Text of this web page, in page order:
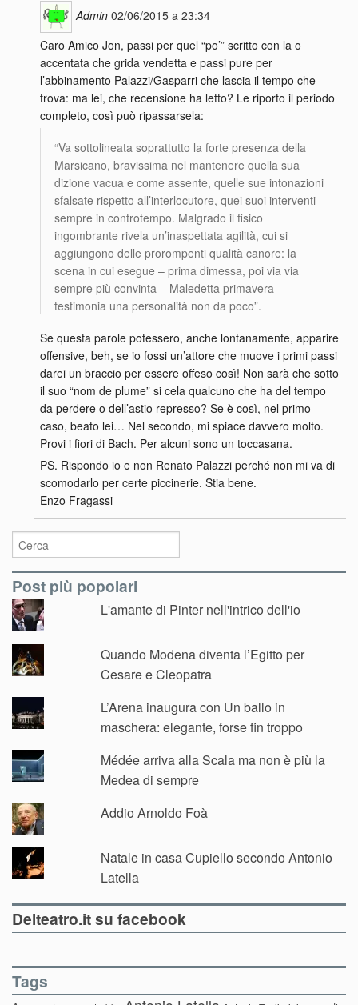
Admin 02/06/2015 a 23:34
Caro Amico Jon, passi per quel “po’” scritto con la o
accentata che grida vendetta e passi pure per
l’abbinamento Palazzi/Gasparri che lascia il tempo che
trova: ma lei, che recensione ha letto? Le riporto il periodo
completo, così può ripassarsela:
“Va sottolineata soprattutto la forte presenza della
Marsicano, bravissima nel mantenere quella sua
dizione vacua e come assente, quelle sue intonazioni
sfalsate rispetto all’interlocutore, quei suoi interventi
sempre in controtempo. Malgrado il fisico
ingombrante rivela un’inaspettata agilità, cui si
aggiungono delle prorompenti qualità canore: la
scena in cui esegue – prima dimessa, poi via via
sempre più convinta – Maledetta primavera
testimonia una personalità non da poco”.
Se questa parole potessero, anche lontanamente, apparire
offensive, beh, se io fossi un’attore che muove i primi passi
darei un braccio per essere offeso così! Non sarà che sotto
il suo “nom de plume” si cela qualcuno che ha del tempo
da perdere o dell’astio represso? Se è così, nel primo
caso, beato lei… Nel secondo, mi spiace davvero molto.
Provi i fiori di Bach. Per alcuni sono un toccasana.
PS. Rispondo io e non Renato Palazzi perché non mi va di
scomodarlo per certe piccinerie. Stia bene.
Enzo Fragassi
Post più popolari
L'amante di Pinter nell'intrico dell'io
Quando Modena diventa l’Egitto per
Cesare e Cleopatra
L’Arena inaugura con Un ballo in
maschera: elegante, forse fin troppo
Médée arriva alla Scala ma non è più la
Medea di sempre
Addio Arnoldo Foà
Natale in casa Cupiello secondo Antonio
Latella
Delteatro.it su facebook
Tags